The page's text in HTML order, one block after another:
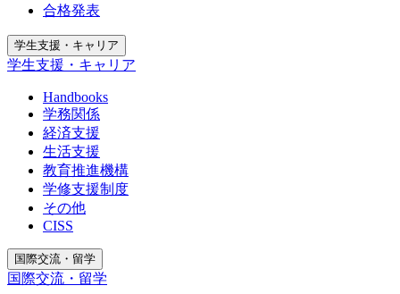
合格発表
学生支援・キャリア
学生支援・キャリア
Handbooks
学務関係
経済支援
生活支援
教育推進機構
学修支援制度
その他
CISS
国際交流・留学
国際交流・留学